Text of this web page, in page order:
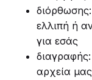
ελλιπή ή
για εσάς
αρχεία